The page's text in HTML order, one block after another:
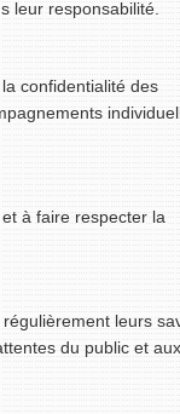
leur responsabilité.
confidentialité des
à faire respecter la
leurs
du public et aux